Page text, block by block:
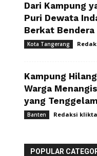
Dari Kampung
Puri Dewata
Berkat Bendera
Kota Tangerang
Kampung
Warga
yang Tenggelam
Banten Redaksi
POPULAR